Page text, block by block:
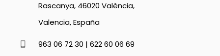
Servicios
Rascanya, 46020 València,
Valencia, España
963 06 72 30 | 622 60 06 69